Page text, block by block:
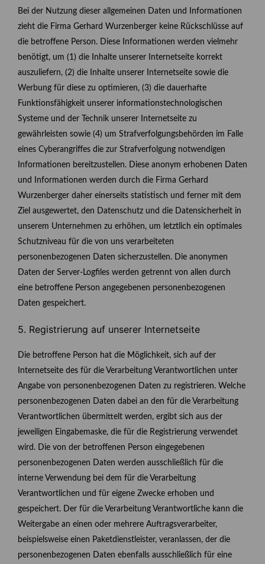
Bei der Nutzung dieser allgemeinen Daten und Informationen
zieht die Firma Gerhard Wurzenberger keine Rückschlüsse auf
die betroffene Person. Diese Informationen werden vielmehr
benötigt, um (1) die Inhalte unserer Internetseite korrekt
auszuliefern, (2) die Inhalte unserer Internetseite sowie die
Werbung für diese zu optimieren, (3) die dauerhafte
Funktionsfähigkeit unserer informationstechnologischen
Systeme und der Technik unserer Internetseite zu
gewährleisten sowie (4) um Strafverfolgungsbehörden im Falle
eines Cyberangriffes die zur Strafverfolgung notwendigen
Informationen bereitzustellen. Diese anonym erhobenen Daten
und Informationen werden durch die Firma Gerhard
Wurzenberger daher einerseits statistisch und ferner mit dem
Ziel ausgewertet, den Datenschutz und die Datensicherheit in
unserem Unternehmen zu erhöhen, um letztlich ein optimales
Schutzniveau für die von uns verarbeiteten
personenbezogenen Daten sicherzustellen. Die anonymen
Daten der Server-Logfiles werden getrennt von allen durch
eine betroffene Person angegebenen personenbezogenen
Daten gespeichert.
5. Registrierung auf unserer Internetseite
Die betroffene Person hat die Möglichkeit, sich auf der
Internetseite des für die Verarbeitung Verantwortlichen unter
Angabe von personenbezogenen Daten zu registrieren. Welche
personenbezogenen Daten dabei an den für die Verarbeitung
Verantwortlichen übermittelt werden, ergibt sich aus der
jeweiligen Eingabemaske, die für die Registrierung verwendet
wird. Die von der betroffenen Person eingegebenen
personenbezogenen Daten werden ausschließlich für die
interne Verwendung bei dem für die Verarbeitung
Verantwortlichen und für eigene Zwecke erhoben und
gespeichert. Der für die Verarbeitung Verantwortliche kann die
Weitergabe an einen oder mehrere Auftragsverarbeiter,
beispielsweise einen Paketdienstleister, veranlassen, der die
personenbezogenen Daten ebenfalls ausschließlich für eine